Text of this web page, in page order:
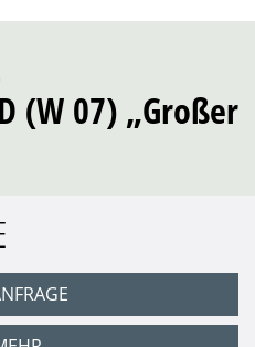
(W 07) „Großer